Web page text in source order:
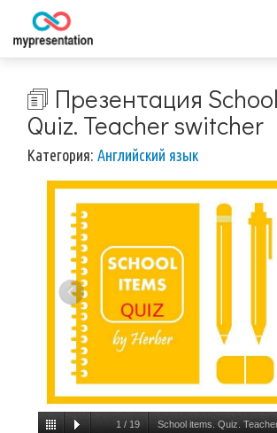
🗊 Презентация
Quiz. Teacher switcher
Категория: Английский язык
1 / 19 School items. Quiz.